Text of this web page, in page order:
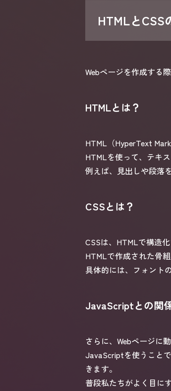
HTMLとCSS
Webページを作成する
HTMLとは？
HTML（HyperText
HTMLを使って、テキ
例えば、見出しや段落
CSSとは？
CSSは、HTMLで構造
HTMLで作成された骨
具体的には、フォント
JavaScriptとの関
さらに、Webページに
JavaScriptを使うこと
きます。
普段私たちがよく目に